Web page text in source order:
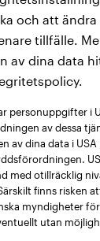
Danois
Gus
och att ändra
tillfälle.
av dina data
personuppgifter i
av dessa
av dina data i
med otillräcklig
finns risken
myndigheter
utan